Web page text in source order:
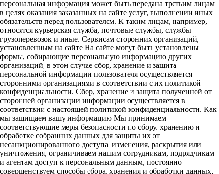
персональная информация может быть передана третьим лицам
в целях оказания заказанных на сайте услуг, выполнении иных
обязательств перед пользователем. К таким лицам, например,
относятся курьерская служба, почтовые службы, службы
грузоперевозок и иные. Сервисам сторонних организаций,
установленным на сайте На сайте могут быть установлены
формы, собирающие персональную информацию других
организаций, в этом случае сбор, хранение и защита
персональной информации пользователя осуществляется
сторонними организациями в соответствии с их политикой
конфиденциальности. Сбор, хранение и защита полученной от
сторонней организации информации осуществляется в
соответствии с настоящей политикой конфиденциальности. Как
мы защищаем вашу информацию Мы принимаем
соответствующие меры безопасности по сбору, хранению и
обработке собранных данных для защиты их от
несанкционированного доступа, изменения, раскрытия или
уничтожения, ограничиваем нашим сотрудникам, подрядчикам
и агентам доступ к персональным данным, постоянно
совершенствуем способы сбора, хранения и обработки данных,